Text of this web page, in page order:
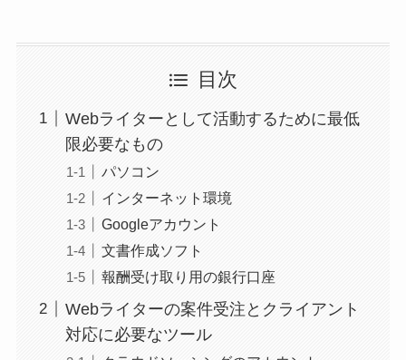
目次
Webライターとして活動するために最低
限必要なもの
パソコン
インターネット環境
Googleアカウント
文書作成ソフト
報酬受け取り用の銀行口座
Webライターの案件受注とクライアント
対応に必要なツール